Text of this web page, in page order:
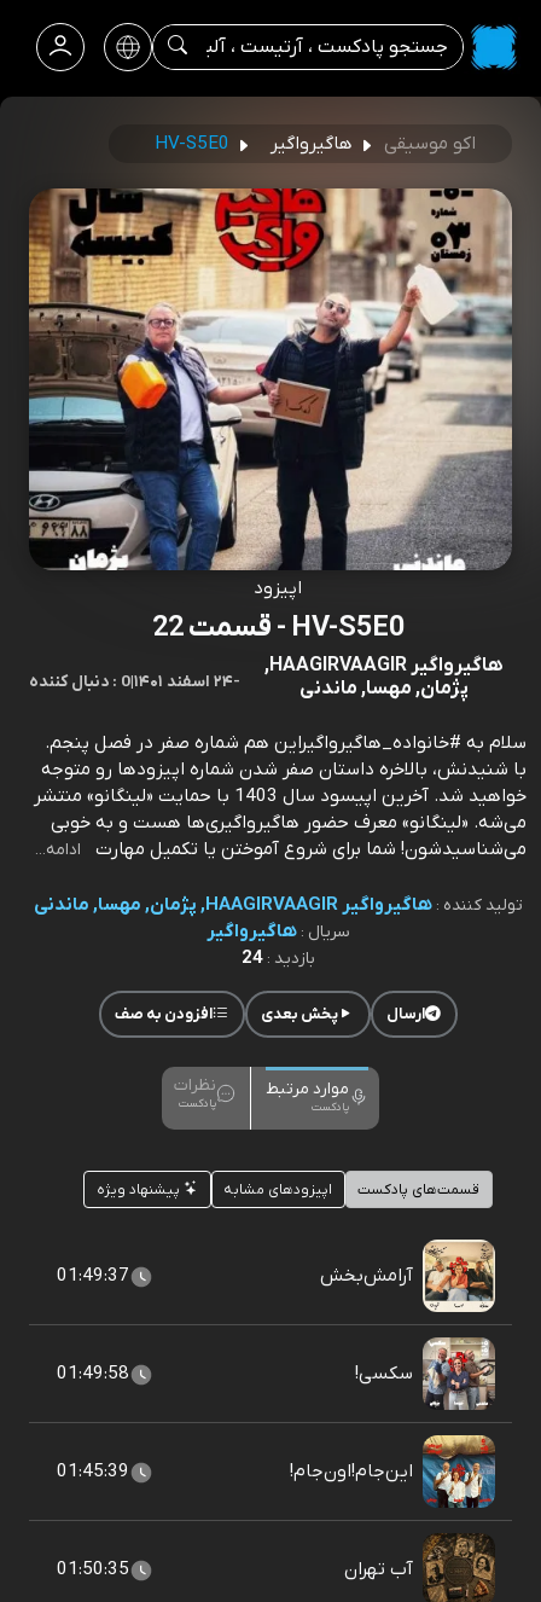
اکو موسیقی هاگیرواگیر HV-S5E0
اپیزود
HV-S5E0 - قسمت 22
هاگیرواگیر HAAGIRVAAGIR,
پژمان, مهسا, ماندنی
-۲۴ اسفند ۱۴۰۱ |0 : دنبال کننده
سلام به #خانواده_هاگیرواگیراین هم شماره صفر در فصل پنجم.
با شنیدنش، بالاخره داستان صفر شدن شماره اپیزودها رو متوجه
خواهید شد. آخرین اپیسود‌ سال 1403 با حمایت «لینگانو» منتشر
می‌شه. «لینگانو» معرف حضور هاگیرواگیری‌ها هست و به خوبی
می‌شناسیدشون! شما برای شروع آموختن یا تکمیل مهارت‌
ادامه...
تولید کننده :هاگیرواگیر HAAGIRVAAGIR, پژمان, مهسا, ماندنی
سریال :هاگیرواگیر
بازدید :24
ارسال پخش بعدی افزودن به صف
موارد مرتبط
پادکست
نظرات
پادکست
قسمت‌های پادکست اپیزودهای مشابه پیشنهاد ویژه
آرامش‌بخش 01:49:37
سکسی! 01:49:58
این‌جام!اون‌جام! 01:45:39
آب تهران 01:50:35